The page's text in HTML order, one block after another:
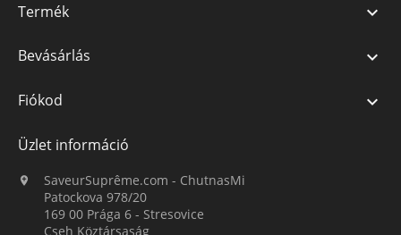
Termék 
Bevásárlás 
Fiókod 
Üzlet információ

SaveurSuprême.com - ChutnasMi
Patockova 978/20
169 00 Prága 6 - Stresovice
Cseh Köztársaság